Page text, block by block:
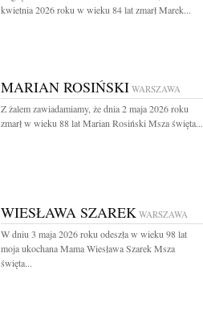
kwietnia 2026 roku w wieku 84 lat zmarł Marek...
MARIAN ROSIŃSKI WARSZAWA
Z żalem zawiadamiamy, że dnia 2 maja 2026 roku
zmarł w wieku 88 lat Marian Rosiński Msza święta...
WIESŁAWA SZAREK WARSZAWA
W dniu 3 maja 2026 roku odeszła w wieku 98 lat
moja ukochana Mama Wiesława Szarek Msza
święta...